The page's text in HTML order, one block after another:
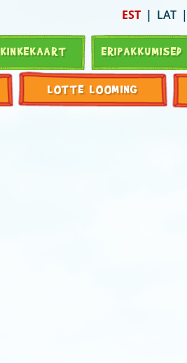
EST LAT
KINKEKAART ERIPAKKUMISED
LOTTE LOOMING